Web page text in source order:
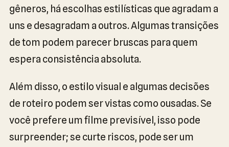
gêneros, há escolhas estilísticas que agradam a
uns e desagradam a outros. Algumas transições
de tom podem parecer bruscas para quem
espera consistência absoluta.
Além disso, o estilo visual e algumas decisões
de roteiro podem ser vistas como ousadas. Se
você prefere um filme previsível, isso pode
surpreender; se curte riscos, pode ser um